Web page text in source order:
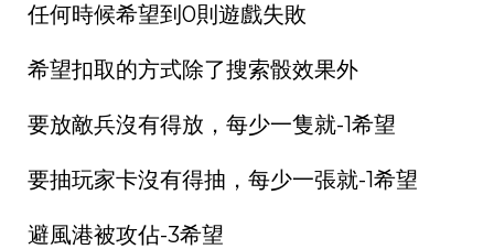
任何時候希望到0則遊戲失敗
希望扣取的方式除了搜索骰效果外
要放敵兵沒有得放，每少一隻就-1希望
要抽玩家卡沒有得抽，每少一張就-1希望
避風港被攻佔-3希望